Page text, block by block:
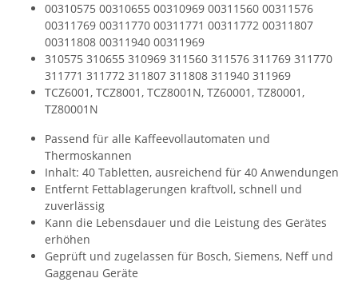
00310575 00310655 00310969 00311560 00311576
00311769 00311770 00311771 00311772 00311807
00311808 00311940 00311969
310575 310655 310969 311560 311576 311769 311770
311771 311772 311807 311808 311940 311969
TCZ6001, TCZ8001, TCZ8001N, TZ60001, TZ80001,
TZ80001N
Passend für alle Kaffeevollautomaten und
Thermoskannen
Inhalt: 40 Tabletten, ausreichend für 40 Anwendungen
Entfernt Fettablagerungen kraftvoll, schnell und
zuverlässig
Kann die Lebensdauer und die Leistung des Gerätes
erhöhen
Geprüft und zugelassen für Bosch, Siemens, Neff und
Gaggenau Geräte